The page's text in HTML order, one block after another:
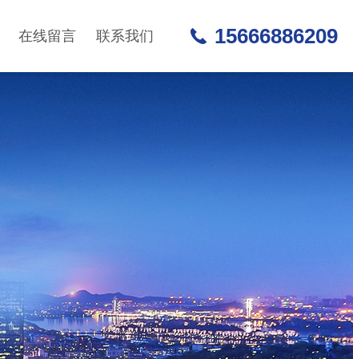
在线留言 联系我们 15666886209